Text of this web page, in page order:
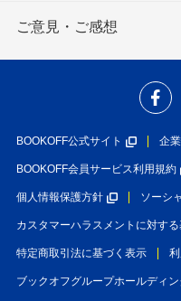
ご意見・ご感想
BOOKOFF公式サイト 企
BOOKOFF会員サービス利用規約
個人情報保護方針 ソーシ
カスタマーハラスメントに対す
特定商取引法に基づく表示
ブックオフグループホールディ